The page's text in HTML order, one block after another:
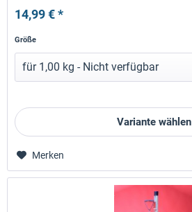
14,99 € *
Größe
Variante wählen
Merken